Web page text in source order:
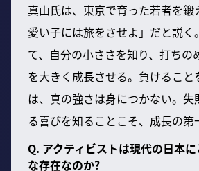
真山氏は、東京で育った若者を
愛い子には旅をさせよ」だと説く
て、自分の小ささを知り、打ちの
を大きく成長させる。負けること
は、真の強さは身につかない。失
る喜びを知ることこそ、成長の第
Q. アクティビストは現代の日本
な存在なのか?